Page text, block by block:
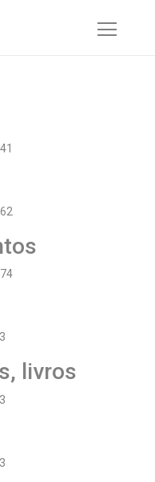
2017
livros